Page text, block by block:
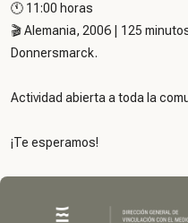
🕚 11:00 horas
🎬 Alemania, 2006 | 125
Donnersmarck.
Actividad abierta a toda la
¡Te esperamos!